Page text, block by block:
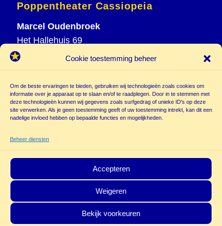
Cookie toestemming beheer
Om de beste ervaringen te bieden, gebruiken wij technologieën zoals cookies om
informatie over je apparaat op te slaan en/of te raadplegen. Door in te stemmen met
deze technologieën kunnen wij gegevens zoals surfgedrag of unieke ID's op deze
site verwerken. Als je geen toestemming geeft of uw toestemming intrekt, kan dit een
nadelige invloed hebben op bepaalde functies en mogelijkheden.
Beheer diensten
Accepteren
Weigeren
Bekijk voorkeuren
Poppentheater Cassiopeia
Marcel Oudenbroek
Het Hallehuis 69
3823 VH Amersfoort
M 06 20 26 94 61
info@
poppentheatercassiopeia.nl
© Copyright - Poppentheater Cassiopeia | Deze site is beschermd door
reCAPTCHA and the GooglePrivacy PolicyenTerms of Servicezijn van